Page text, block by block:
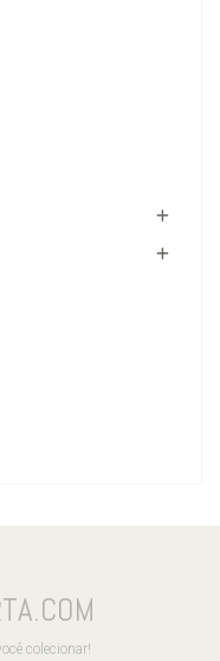
colecionar!